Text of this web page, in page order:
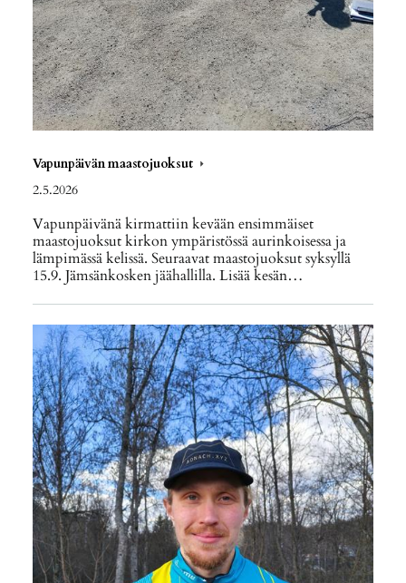
Vapunpäivän maastojuoksut
2.5.2026
Vapunpäivänä kirmattiin kevään ensimmäiset
maastojuoksut kirkon ympäristössä aurinkoisessa ja
lämpimässä kelissä. Seuraavat maastojuoksut syksyllä
15.9. Jämsänkosken jäähallilla. Lisää kesän…